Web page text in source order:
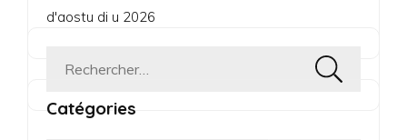
d'aostu di u 2026
Rechercher :
Catégories